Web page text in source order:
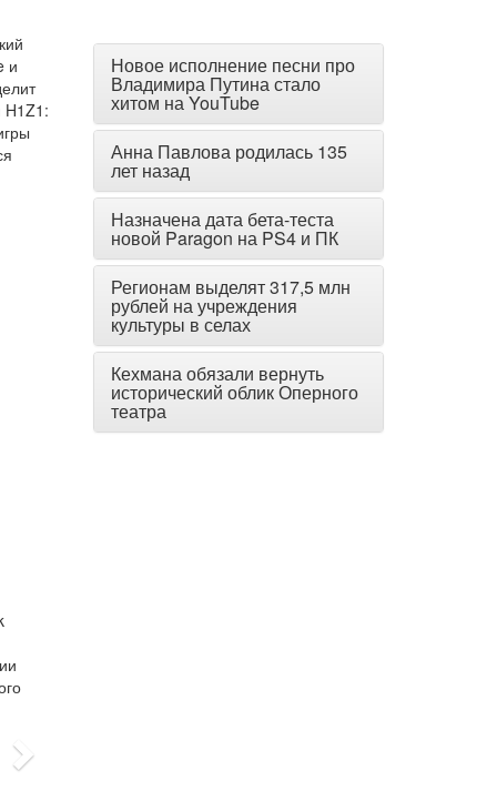
и
H1Z1:
Новое исполнение песни про
Владимира Путина стало
хитом на YouTube
Анна Павлова родилась 135
лет назад
Назначена дата бета-теста
новой Paragon на PS4 и ПК
Регионам выделят 317,5 млн
рублей на учреждения
культуры в селах
Кехмана обязали вернуть
исторический облик Оперного
театра